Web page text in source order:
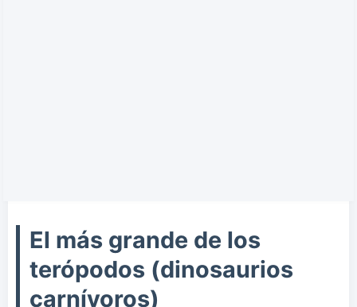
El más grande de los
terópodos (dinosaurios
carnívoros)